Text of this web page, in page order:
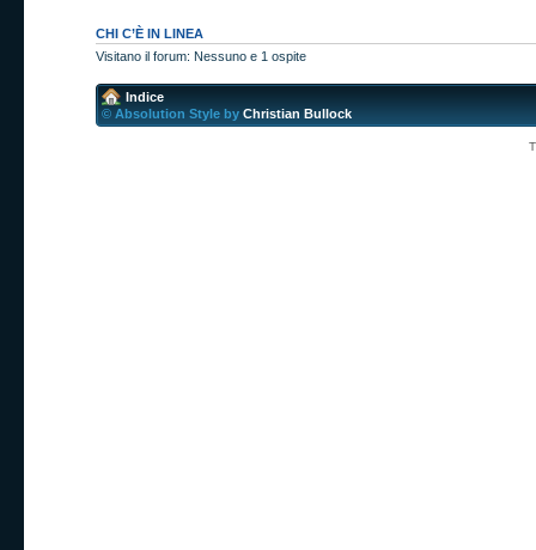
CHI C’È IN LINEA
Visitano il forum: Nessuno e 1 ospite
Indice
© Absolution Style by Christian Bullock